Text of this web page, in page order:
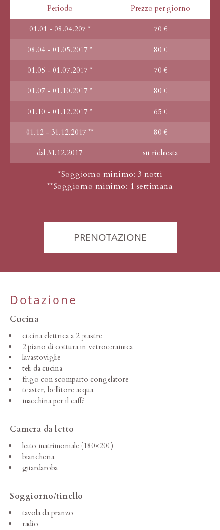
Periodo Prezzo per giorno
01.01 - 08.04.207 * 70 €
08.04 - 01.05.2017 * 80 €
01.05 - 01.07.2017 * 70 €
01.07 - 01.10.2017 * 80 €
01.10 - 01.12.2017 * 65 €
01.12 - 31.12.2017 ** 80 €
dal 31.12.2017 su richiesta
*Soggiorno minimo: 3 notti
**Soggiorno minimo: 1 settimana
PRENOTAZIONE
Dotazione
Cucina
cucina elettrica a 2 piastre
2 piano di cottura in vetroceramica
lavastoviglie
teli da cucina
frigo con scomparto congelatore
toaster, bollitore acqua
macchina per il caffé
Camera da letto
letto matrimoniale (180×200)
biancheria
guardaroba
Soggiorno/tinello
tavola da pranzo
radio